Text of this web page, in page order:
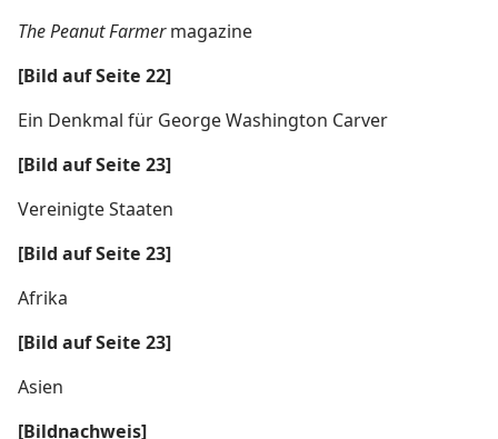
The Peanut Farmermagazine
[Bild auf Seite 22]
Ein Denkmal für George Washington Carver
[Bild auf Seite 23]
Vereinigte Staaten
[Bild auf Seite 23]
Afrika
[Bild auf Seite 23]
Asien
[Bildnachweis]